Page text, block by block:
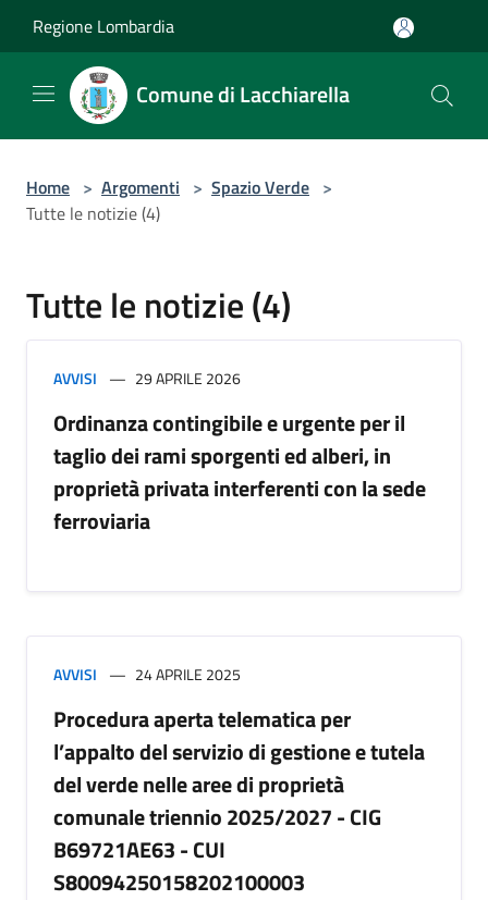
Regione Lombardia
Comune di Lacchiarella
Home > Argomenti > Spazio Verde >
Tutte le notizie (4)
Tutte le notizie (4)
AVVISI 29 APRILE 2026
Ordinanza contingibile e urgente per il
taglio dei rami sporgenti ed alberi, in
proprietà privata interferenti con la sede
ferroviaria
AVVISI 24 APRILE 2025
Procedura aperta telematica per
l’appalto del servizio di gestione e tutela
del verde nelle aree di proprietà
comunale triennio 2025/2027 - CIG
B69721AE63 - CUI
S80094250158202100003